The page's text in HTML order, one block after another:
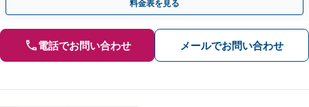
料金表を見る
電話でお問い合わせ メールでお問い合わせ